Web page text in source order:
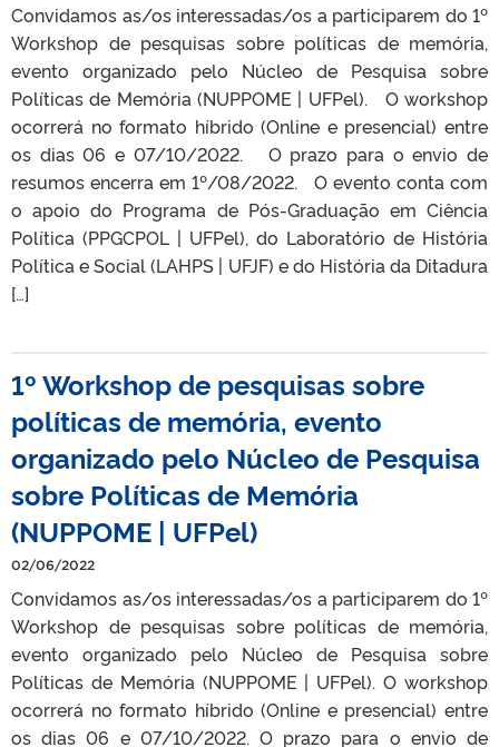
Convidamos as/os interessadas/os a participarem do 1º
Workshop de pesquisas sobre políticas de memória,
evento organizado pelo Núcleo de Pesquisa sobre
Políticas de Memória (NUPPOME | UFPel). O workshop
ocorrerá no formato híbrido (Online e presencial) entre
os dias 06 e 07/10/2022. O prazo para o envio de
resumos encerra em 1º/08/2022. O evento conta com
o apoio do Programa de Pós-Graduação em Ciência
Política (PPGCPOL | UFPel), do Laboratório de História
Política e Social (LAHPS | UFJF) e do História da Ditadura
[…]
1º Workshop de pesquisas sobre
políticas de memória, evento
organizado pelo Núcleo de Pesquisa
sobre Políticas de Memória
(NUPPOME | UFPel)
02/06/2022
Convidamos as/os interessadas/os a participarem do 1º
Workshop de pesquisas sobre políticas de memória,
evento organizado pelo Núcleo de Pesquisa sobre
Políticas de Memória (NUPPOME | UFPel). O workshop
ocorrerá no formato híbrido (Online e presencial) entre
os dias 06 e 07/10/2022. O prazo para o envio de